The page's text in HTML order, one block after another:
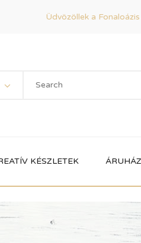
Üdvözöllek a
KÉSZLETEK ÁRUHÁZ